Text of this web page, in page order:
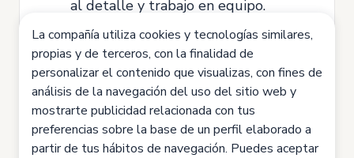
al detalle y trabajo en equipo.
Disponibilidad para trabajar en turnos
rotativos.
La compañía utiliza cookies y tecnologías similares,
propias y de terceros, con la finalidad de
personalizar el contenido que visualizas, con fines de
análisis de la navegación del uso del sitio web y
mostrarte publicidad relacionada con tus
preferencias sobre la base de un perfil elaborado a
partir de tus hábitos de navegación. Puedes aceptar